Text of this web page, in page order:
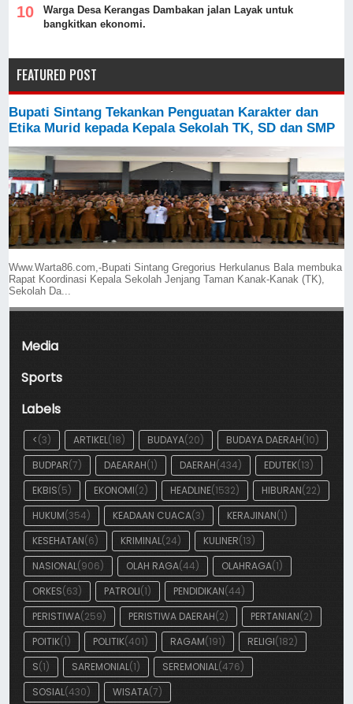
Warga Desa Kerangas Dambakan jalan Layak untuk
bangkitkan ekonomi.
FEATURED POST
Bupati Sintang Tekankan Penguatan Karakter dan
Etika Murid kepada Kepala Sekolah TK, SD dan SMP
Www.Warta86.com,-Bupati Sintang Gregorius Herkulanus Bala membuka
Rapat Koordinasi Kepala Sekolah Jenjang Taman Kanak-Kanak (TK),
Sekolah Da...
Media
Sports
Labels
<(3) ARTIKEL(18) BUDAYA(20) BUDAYA DAERAH(10)
BUDPAR(7) DAEARAH(1) DAERAH(434) EDUTEK(13)
EKBIS(5) EKONOMI(2) HEADLINE(1532) HIBURAN(22)
HUKUM(354) KEADAAN CUACA(3) KERAJINAN(1)
KESEHATAN(6) KRIMINAL(24) KULINER(13)
NASIONAL(906) OLAH RAGA(44) OLAHRAGA(1)
ORKES(63) PATROLI(1) PENDIDIKAN(44)
PERISTIWA(259) PERISTIWA DAERAH(2) PERTANIAN(2)
POITIK(1) POLITIK(401) RAGAM(191) RELIGI(182)
S(1) SAREMONIAL(1) SEREMONIAL(476)
SOSIAL(430) WISATA(7)